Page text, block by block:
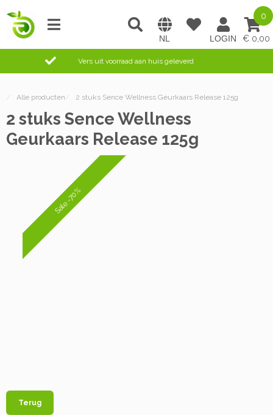
0,00
0
Vers uit voorraad aan huis geleverd
/ Alle producten / 2 stuks Sence Wellness Geurkaars Release 125g
2 stuks Sence Wellness
Geurkaars Release 125g
Sale -70%
Terug